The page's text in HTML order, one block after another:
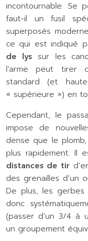
incontournable. Se
faut-il un fusil
superposés
ce qui est indiqué
de lys sur les
l’arme peut tirer
standard (et
« supérieure ») en
Cependant, le
impose de
dense que le
plus rapidement. Il
distances de tir
des grenailles d’un
De plus, les
donc
(passer d’un 3/4 à
un groupement